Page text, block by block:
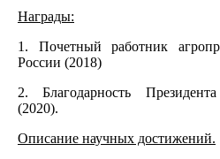
Награды:
1. Почетный работник
России (2018)
2. Благодарность
(2020).
Описание научных достижений.